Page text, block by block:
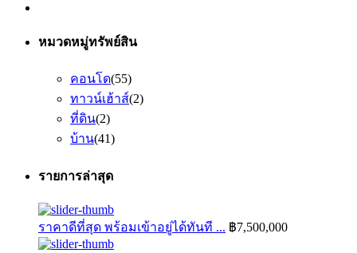
หมวดหมู่ทรัพย์สิน
คอนโด(55)
ทาวน์เฮ้าส์(2)
ที่ดิน(2)
บ้าน(41)
รายการล่าสุด
ราคาดีที่สุด พร้อมเข้าอยู่ได้ทันที ... ฿7,500,000